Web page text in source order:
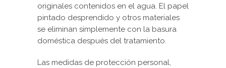
originales contenidos en el agua. El papel
pintado desprendido y otros materiales
se eliminan simplemente con la basura
doméstica después del tratamiento.
Las medidas de protección personal,